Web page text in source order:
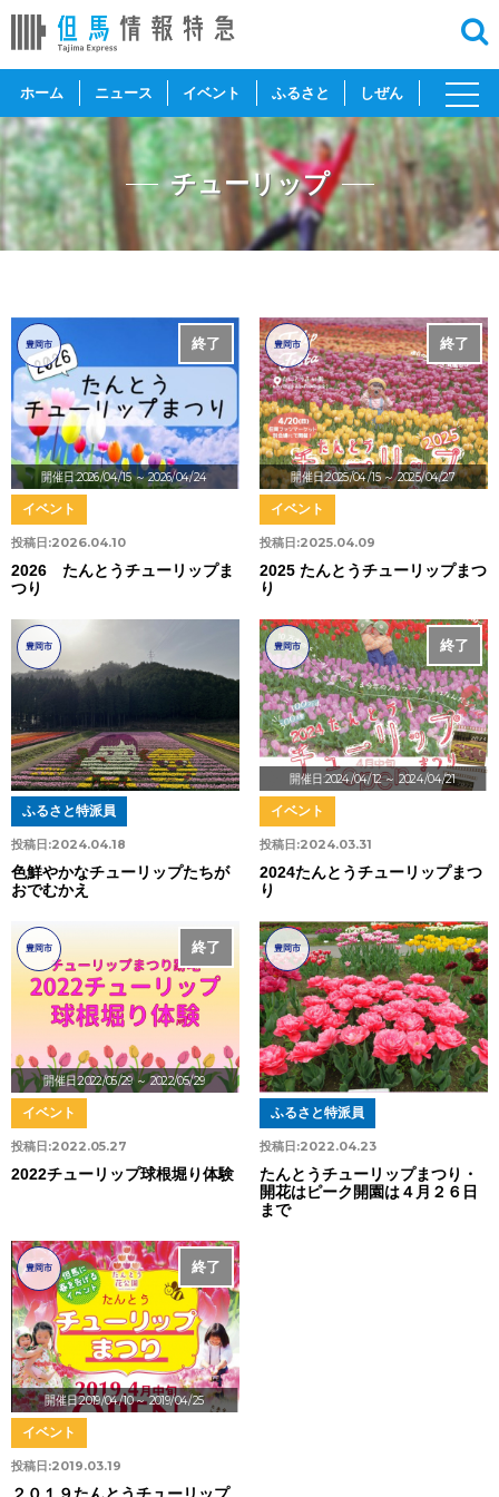
ホーム ニュース イベント ふるさと しぜん
toggle
チューリップ
開催日:2026/04/15～ 2026/04/24
終了
豊岡市
投稿日:2026.04.10
イベント
2026 たんとうチューリップま
つり
開催日:2025/04/15～ 2025/04/27
終了
豊岡市
投稿日:2025.04.09
イベント
2025 たんとうチューリップまつ
り
豊岡市
投稿日:2024.04.18
ふるさと特派員
色鮮やかなチューリップたちが
おでむかえ
開催日:2024/04/12～ 2024/04/21
終了
豊岡市
投稿日:2024.03.31
イベント
2024たんとうチューリップまつ
り
開催日:2022/05/29 ～ 2022/05/29
終了
豊岡市
投稿日:2022.05.27
イベント
2022チューリップ球根堀り体験
豊岡市
投稿日:2022.04.23
ふるさと特派員
たんとうチューリップまつり・
開花はピーク開園は４月２６日
まで
開催日:2019/04/10～ 2019/04/25
終了
豊岡市
投稿日:2019.03.19
イベント